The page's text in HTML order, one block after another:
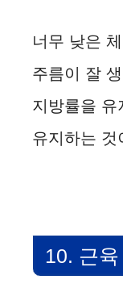
너무 낮은
주름이 잘
지방률을 유
유지하는 것
10. 근